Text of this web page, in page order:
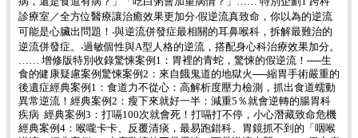
診療室／全方位醫療讓治癒效果更加分‧假逆流真致命，你以為的逆流
可能是心臟出問題！‧與逆流併發症最相關的耳鼻喉科，拆解最難治的
逆流併發症。‧過敏個性與A型人格的逆流，搭配身心科治療效果加分。
…… 增修版特別收錄驚悚案例1：胃裡的青蛇，驚悚的假逆流！──生
食的健康疑慮案例驚悚案例2：來自餓鬼道的地獄火──縮胃手術嚴重的
後遺症經典案例1：食道力不從心：高解析度壓力檢測，抓出食道蠕動
異常逆流！經典案例2：瘦下來就好一半：減重5％就會逆轉的腸胃科
疾病 經典案例3：打嗝100次就會死！打嗝打不停，小心潛藏致命危機
經典案例4：喉嚨卡卡、反覆清痰，最易跑錯科、胃鏡抓不到的「咽喉